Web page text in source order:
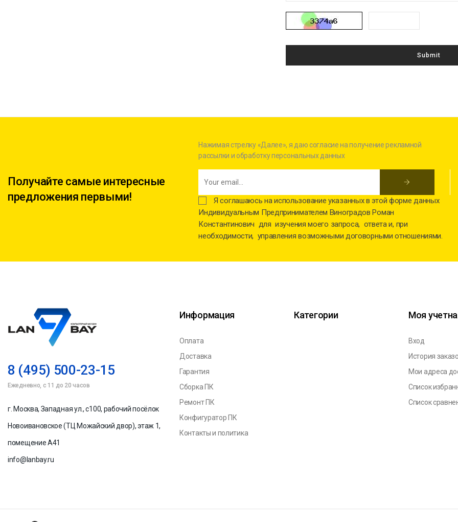
Submit
Получайте самые интересные
предложения первыми!
Нажимая стрелку «Далее», я даю согласие на получение рекламной
рассылки и обработку персональных данных
Я соглашаюсь на использование указанных в этой форме данных
Индивидуальным Предпринимателем Виноградов Роман
Константинович для изучения моего запроса, ответа и, при
необходимости, управления возможными договорными отношениями.
8 (495) 500-23-15
Ежедневно, с 11 до 20 часов
г. Москва, Западная ул., с100, рабочий посёлок
Новоивановское (ТЦ Можайский двор), этаж 1,
помещение А41
info@lanbay.ru
Информация
Оплата
Доставка
Гарантия
Сборка ПК
Ремонт ПК
Конфигуратор ПК
Контакты и политика
Категории Моя
Вход
История
Мои адреса
Список
Список